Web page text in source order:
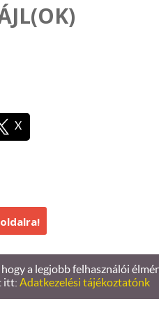
X
lAdatkezelési
a legjobb felhasználói
itt: Adatkezelési tájékoztatónk